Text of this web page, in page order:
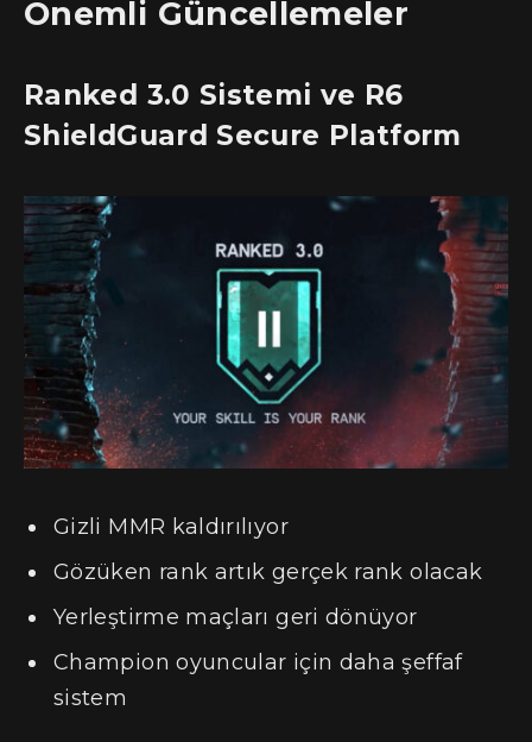
Önemli Güncellemeler
Ranked 3.0 Sistemi ve R6
ShieldGuard Secure Platform
Gizli MMR kaldırılıyor
Gözüken rank artık gerçek rank olacak
Yerleştirme maçları geri dönüyor
Champion oyuncular için daha şeffaf
sistem